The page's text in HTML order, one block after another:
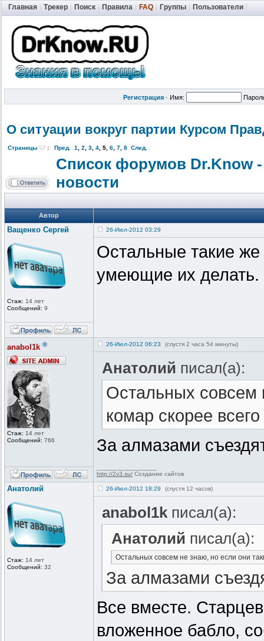
Главная Трекер Поиск Правила FAQ Группы Пользователи
Регистрация · Имя:
О ситуации вокруг партии Курсом
Страницы : Пред. 1, 2, 3, 4, 5, 6, 7, 8 След.
Список форумов Dr.Know
новости
Автор
Ващенко Сергей
Стаж: 14 лет
Сообщений: 9
26-Июл-2012 03:29
Остальные такие
умеющие их делать.
anabol1k ®
Стаж: 14 лет
Сообщений: 766
26-Июл-2012 06:23 (спустя 2 часа 54 минуты)
Анатолий писал(а):
Остальных совсем
комар скорее
За алмазами
http://2v3.su/ Создание сайтов
Анатолий
Стаж: 14 лет
Сообщений: 32
26-Июл-2012 18:29 (спустя 12 часов)
anabol1kписал(а):
Анатолий писал(а):
Остальных совсем не знаю, но если они
За алмазами
Все вместе.
вложенное бабло,